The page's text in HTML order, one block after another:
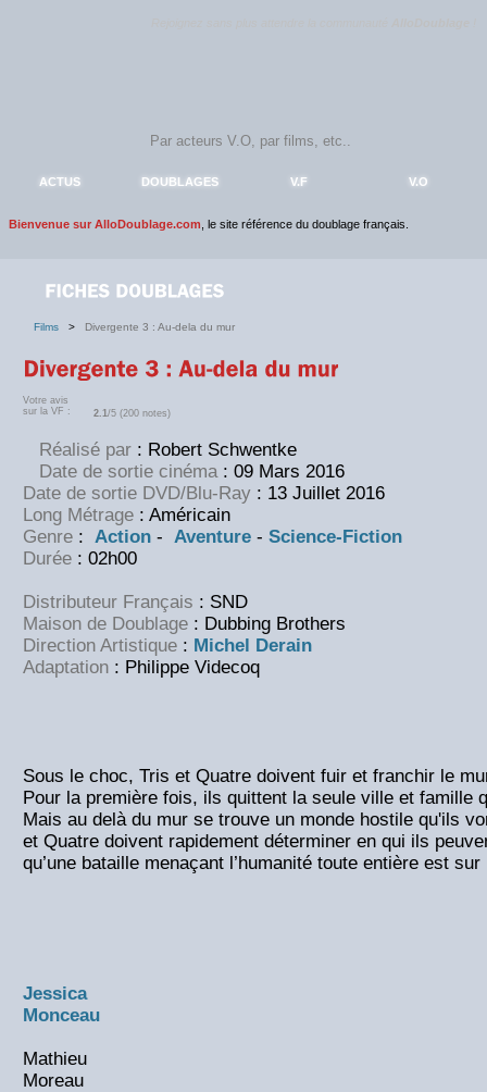
ACTUS DOUBLAGES V.F V.O
Bienvenue sur AlloDoublage.com , le site référence du doublage français.
Films > Divergente 3 : Au-dela du mur
Votre avis
sur la VF :
2.1/5 (200 notes)
Réalisé par : Robert Schwentke
Date de sortie cinéma : 09 Mars 2016
Date de sortie DVD/Blu-Ray : 13 Juillet 2016
Long Métrage : Américain
Genre : Action - Aventure - Science-Fiction
Durée : 02h00
Distributeur Français : SND
Maison de Doublage : Dubbing Brothers
Direction Artistique : Michel Derain
Adaptation : Philippe Videcoq
Sous le choc, Tris et Quatre doivent fuir et franchir le
Pour la première fois, ils quittent la seule ville et famille
Mais au delà du mur se trouve un monde hostile qu'ils
et Quatre doivent rapidement déterminer en qui ils
qu’une bataille menaçant l’humanité toute entière est
Jessica
Monceau
Mathieu
Moreau